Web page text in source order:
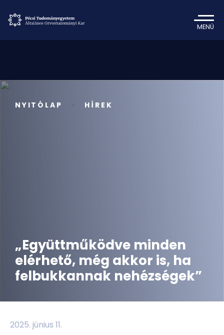
MENÜ
NYITÓLAP HÍREK
„Együttműködve minden
elérhető, még akkor is, ha
felbukkannak nehézségek”
2025. június 11.